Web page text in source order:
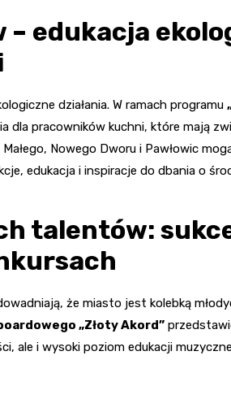
– edukacja
działania. W ramach programu
dla pracowników kuchni, które mają
Nowego Dworu i Pawłowic
edukacja i inspiracje do dbania o
talentów:
że miasto jest kolebką
„Złoty Akord”
ale i wysoki poziom edukacji